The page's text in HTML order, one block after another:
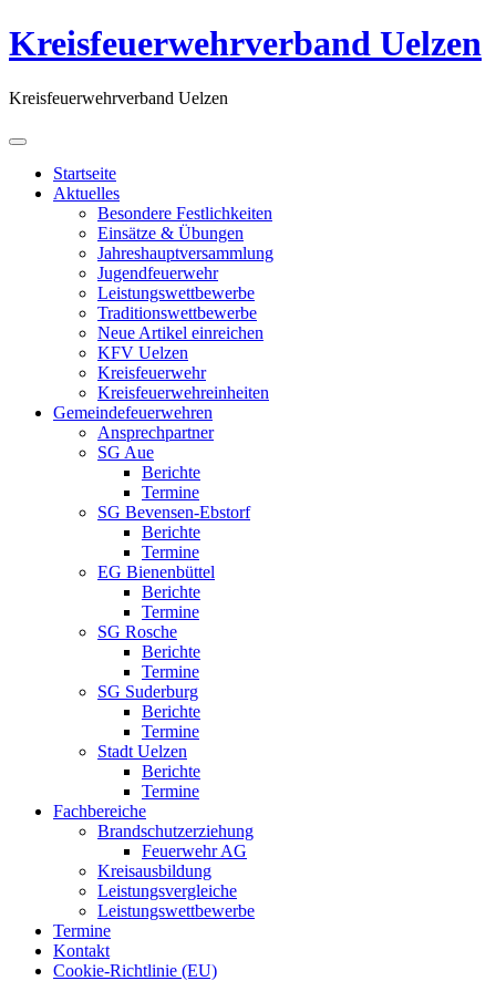
Kreisfeuerwehrverband Uelzen
Kreisfeuerwehrverband Uelzen
Startseite
Aktuelles
Besondere Festlichkeiten
Einsätze & Übungen
Jahreshauptversammlung
Jugendfeuerwehr
Leistungswettbewerbe
Traditionswettbewerbe
Neue Artikel einreichen
KFV Uelzen
Kreisfeuerwehr
Kreisfeuerwehreinheiten
Gemeindefeuerwehren
Ansprechpartner
SG Aue
Berichte
Termine
SG Bevensen-Ebstorf
Berichte
Termine
EG Bienenbüttel
Berichte
Termine
SG Rosche
Berichte
Termine
SG Suderburg
Berichte
Termine
Stadt Uelzen
Berichte
Termine
Fachbereiche
Brandschutzerziehung
Feuerwehr AG
Kreisausbildung
Leistungsvergleiche
Leistungswettbewerbe
Termine
Kontakt
Cookie-Richtlinie (EU)